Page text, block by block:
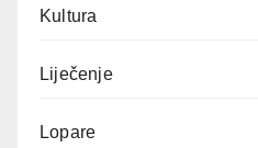
Kultura
Liječenje
Lopare